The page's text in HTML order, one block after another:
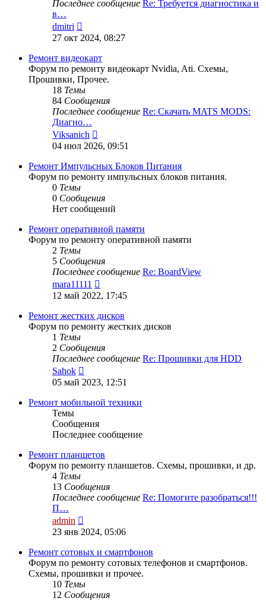
Последнее сообщение Re: Требуется диагностика и
в…
dmitri
к
сообщению
27 окт 2024, 08:27
Ремонт видеокарт
Форум по ремонту видеокарт Nvidia, Ati. Схемы,
Прошивки, Прочее.
18 Темы
84 Сообщения
Последнее сообщение Re: Скачать MATS MODS:
Диагно…
Viksanich
к
сообщению
04 июл 2026, 09:51
Ремонт Импульсных Блоков Питания
Форум по ремонту импульсных блоков питания.
0 Темы
0 Сообщения
Нет сообщений
Ремонт оперативной памяти
Форум по ремонту оперативной памяти
2 Темы
5 Сообщения
Последнее сообщение Re: BoardView
mara11111
к
сообщению
12 май 2022, 17:45
Ремонт жестких дисков
Форум по ремонту жестких дисков
1 Темы
2 Сообщения
Последнее сообщение Re: Прошивки для HDD
Sahok
к
сообщению
05 май 2023, 12:51
Ремонт мобильной техники
Темы
Сообщения
Последнее сообщение
Ремонт планшетов
Форум по ремонту планшетов. Схемы, прошивки, и др.
4 Темы
13 Сообщения
Последнее сообщение Re: Помогите разобраться!!!
П…
admin
к
сообщению
23 янв 2024, 05:06
Ремонт сотовых и смартфонов
Форум по ремонту сотовых телефонов и смартфонов.
Схемы, прошивки и прочее.
10 Темы
12 Сообщения